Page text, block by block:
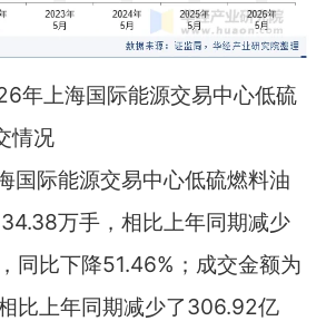
年上海国际能源交易中心低硫
情况
国际能源交易中心低硫燃料油
万手，相比上年同期减少
同比下降51.46%；成交金额为
比上年同期减少了306.92亿